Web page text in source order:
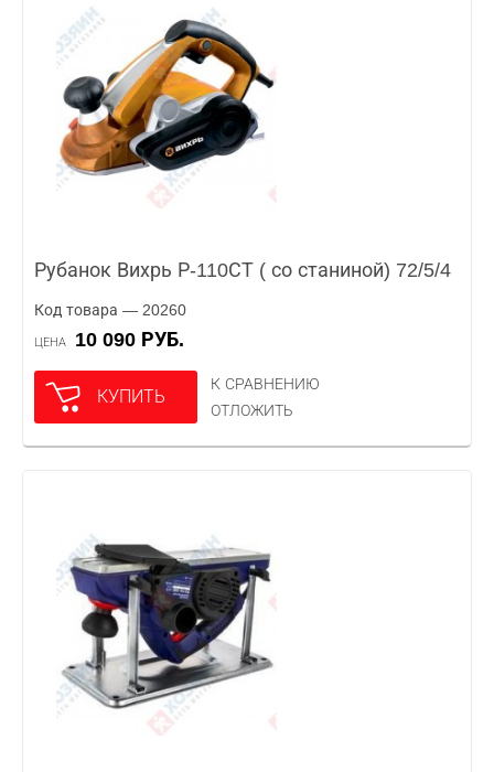
Рубанок Вихрь Р-110СТ ( со станиной) 72/5/4
Код товара — 20260
ЦЕНА 10 090 РУБ.
КУПИТЬ
К СРАВНЕНИЮ
ОТЛОЖИТЬ